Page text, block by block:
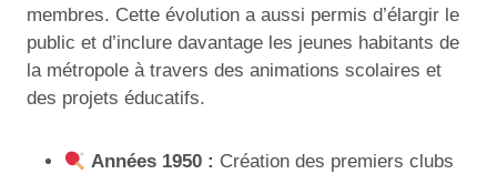
membres. Cette évolution a aussi permis d’élargir le
public et d’inclure davantage les jeunes habitants de
la métropole à travers des animations scolaires et
des projets éducatifs.
Années 1950 : Création des premiers clubs